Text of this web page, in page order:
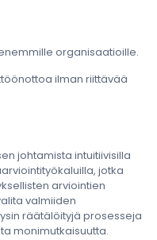
organisaatioille.
ilman riittävää
johtamista intuitiivisilla
jotka
arviointien
valmiiden
räätälöityjä prosesseja
monimutkaisuutta.